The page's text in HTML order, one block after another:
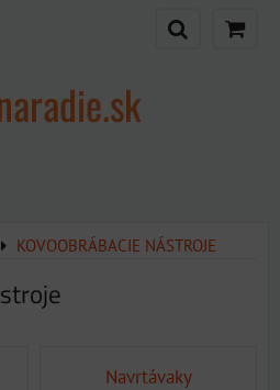
KOVOOBRÁBACIE NÁSTROJE
Navrtávaky